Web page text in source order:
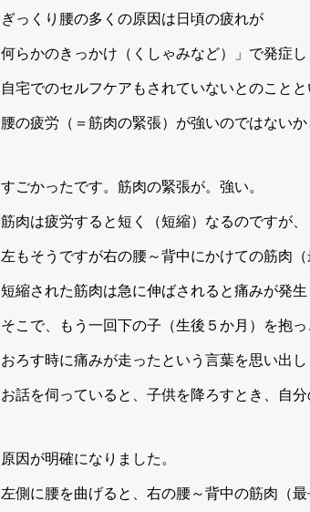
ぎっくり腰の多くの原因は日頃の疲れが
何らかのきっかけ（くしゃみなど）」で発症し
自宅でのセルフケアもされていないとのことと
腰の疲労（＝筋肉の緊張）が強いのではない
すごかったです。筋肉の緊張が。強い。
筋肉は疲労すると短く（短縮）なるのですが、
左もそうですが右の腰～背中にかけての筋肉
短縮された筋肉は急に伸ばされると痛みが発生
そこで、もう一回下の子（生後５か月）を抱っ
おろす時に痛みが走ったという言葉を思い出し
お話を伺っていると、子供を降ろすとき、自分
原因が明確になりました。
左側に腰を曲げると、右の腰～背中の筋肉（